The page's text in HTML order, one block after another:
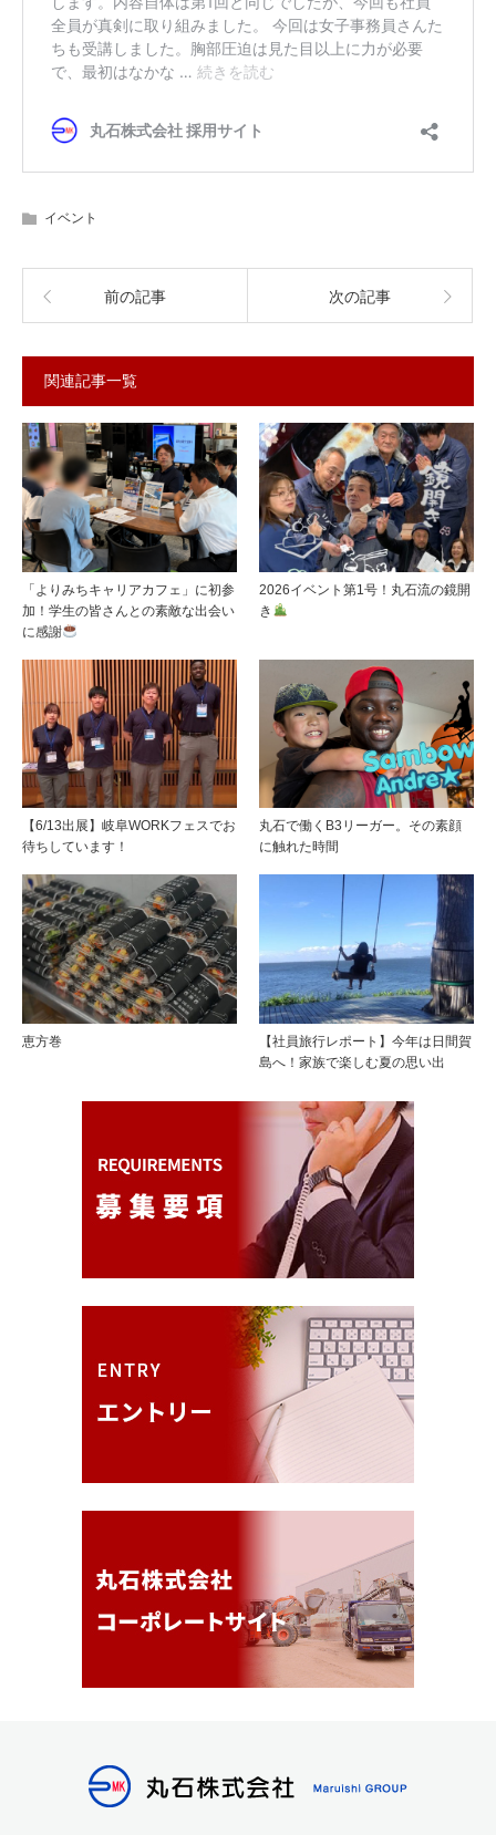
イベント
前の記事 次の記事
関連記事一覧
「よりみちキャリアカフェ」に初参
加！学生の皆さんとの素敵な出会い
に感謝
2026イベント第1号！丸石流の鏡開
き
【6/13出展】岐阜WORKフェスでお
待ちしています！
丸石で働くB3リーガー。その素顔
に触れた時間
恵方巻
【社員旅行レポート】今年は日間賀
島へ！家族で楽しむ夏の思い出